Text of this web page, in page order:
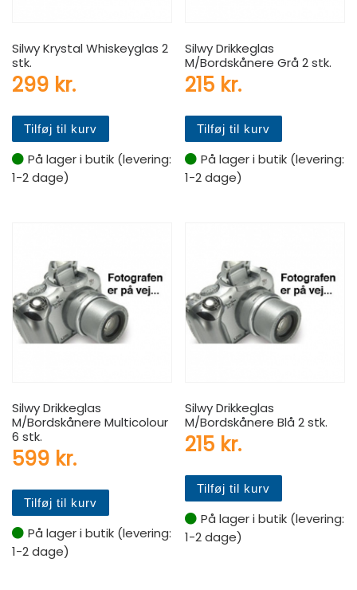
Silwy Krystal Whiskeyglas 2
stk.
299 kr.
Tilføj til kurv
På lager i butik (levering:
1-2 dage)
Silwy Drikkeglas
M/Bordskånere Grå 2 stk.
215 kr.
Tilføj til kurv
På lager i butik (levering:
1-2 dage)
Silwy Drikkeglas
M/Bordskånere Multicolour
6 stk.
599 kr.
Tilføj til kurv
På lager i butik (levering:
1-2 dage)
Silwy Drikkeglas
M/Bordskånere Blå 2 stk.
215 kr.
Tilføj til kurv
På lager i butik (levering:
1-2 dage)